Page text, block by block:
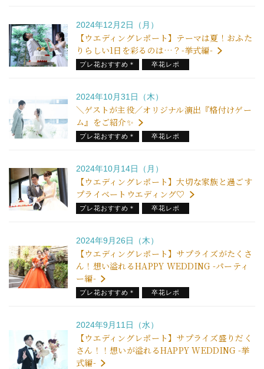
2024年12月2日（月）
【ウエディングレポート】テーマは夏！おふた
りらしい1日を彩るのは…？-挙式編-
プレ花おすすめ＊ 卒花レポ
2024年10月31日（木）
＼ゲストが主役／オリジナル演出『格付けゲー
ム』をご紹介✨
プレ花おすすめ＊ 卒花レポ
2024年10月14日（月）
【ウエディングレポート】大切な家族と過ごす
プライベートウエディング♡
プレ花おすすめ＊ 卒花レポ
2024年9月26日（木）
【ウエディングレポート】サプライズがたくさ
ん！想い溢れるHAPPY WEDDING -パーティ
ー編-
プレ花おすすめ＊ 卒花レポ
2024年9月11日（水）
【ウエディングレポート】サプライズ盛りだく
さん！！想いが溢れるHAPPY WEDDING -挙
式編-